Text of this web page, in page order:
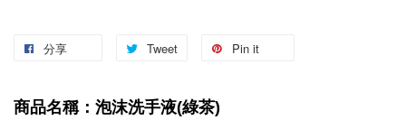
分享 Tweet Pin it
商品名稱：泡沫洗手液(綠茶)